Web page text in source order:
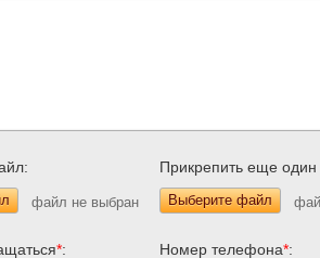
Прикрепить еще
Выберите файл
*: Номер телефона*: